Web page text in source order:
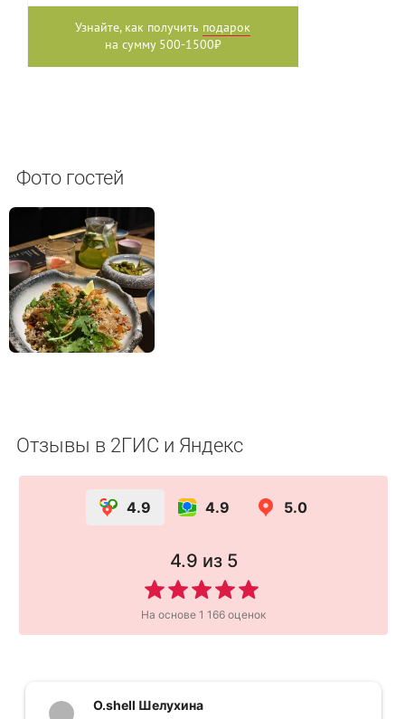
Узнайте, как получить подарок
на сумму 500-1500₽
Фото гостей
Отзывы в 2ГИС и Яндекс
4.9 4.9 5.0
4.9 из 5
На основе 1 166 оценок
О.shell Шелухина